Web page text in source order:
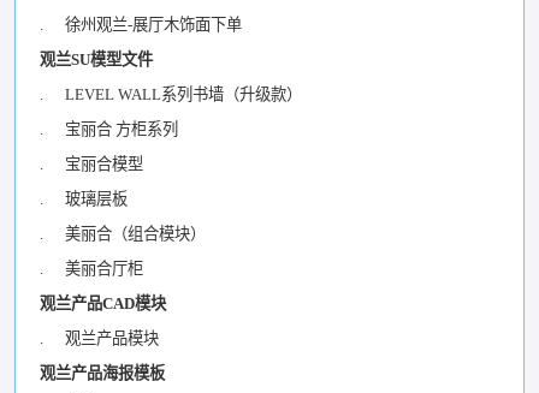
. 徐州观兰-展厅木饰面下单
观兰SU模型文件
. LEVEL WALL系列书墙（升级款）
. 宝丽合 方柜系列
. 宝丽合模型
. 玻璃层板
. 美丽合（组合模块）
. 美丽合厅柜
观兰产品CAD模块
. 观兰产品模块
观兰产品海报模板